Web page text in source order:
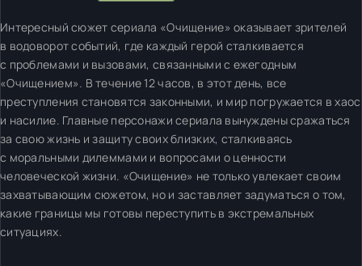
Интересный сюжет сериала «Очищение» оказывает зрителей
в водоворот событий, где каждый герой сталкивается
с проблемами и вызовами, связанными с ежегодным
«Очищением». В течение 12 часов, в этот день, все
преступления становятся законными, и мир погружается в хаос
и насилие. Главные персонажи сериала вынуждены сражаться
за свою жизнь и защиту своих близких, сталкиваясь
с моральными дилеммами и вопросами о ценности
человеческой жизни. «Очищение» не только увлекает своим
захватывающим сюжетом, но и заставляет задуматься о том,
какие границы мы готовы переступить в экстремальных
ситуациях.